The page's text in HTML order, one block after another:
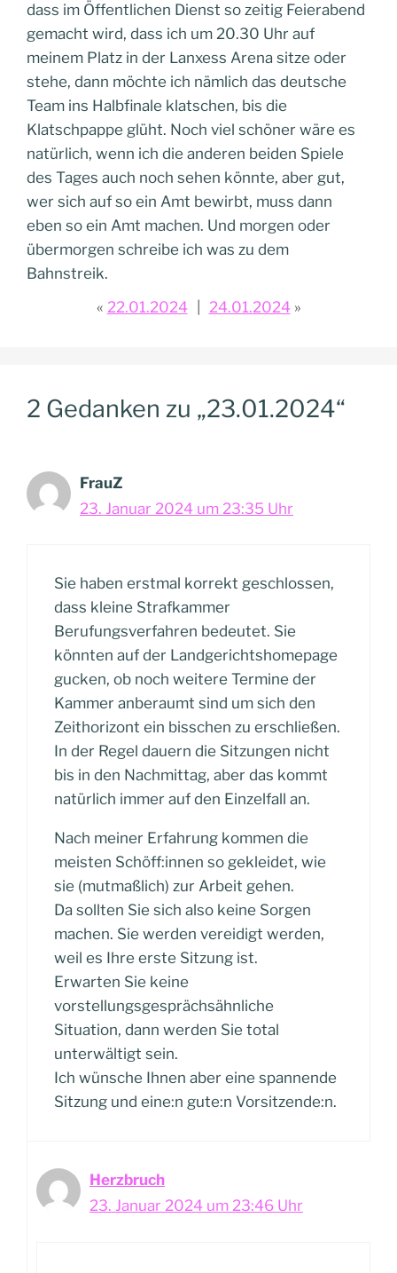
dass im Öffentlichen Dienst so zeitig Feierabend
gemacht wird, dass ich um 20.30 Uhr auf
meinem Platz in der Lanxess Arena sitze oder
stehe, dann möchte ich nämlich das deutsche
Team ins Halbfinale klatschen, bis die
Klatschpappe glüht. Noch viel schöner wäre es
natürlich, wenn ich die anderen beiden Spiele
des Tages auch noch sehen könnte, aber gut,
wer sich auf so ein Amt bewirbt, muss dann
eben so ein Amt machen. Und morgen oder
übermorgen schreibe ich was zu dem
Bahnstreik.
22.01.2024
24.01.2024
2 Gedanken zu „23.01.2024“
FrauZ
23. Januar 2024 um 23:35 Uhr
Sie haben erstmal korrekt geschlossen,
dass kleine Strafkammer
Berufungsverfahren bedeutet. Sie
könnten auf der Landgerichtshomepage
gucken, ob noch weitere Termine der
Kammer anberaumt sind um sich den
Zeithorizont ein bisschen zu erschließen.
In der Regel dauern die Sitzungen nicht
bis in den Nachmittag, aber das kommt
natürlich immer auf den Einzelfall an.
Nach meiner Erfahrung kommen die
meisten Schöff:innen so gekleidet, wie
sie (mutmaßlich) zur Arbeit gehen.
Da sollten Sie sich also keine Sorgen
machen. Sie werden vereidigt werden,
weil es Ihre erste Sitzung ist.
Erwarten Sie keine
vorstellungsgesprächsähnliche
Situation, dann werden Sie total
unterwältigt sein.
Ich wünsche Ihnen aber eine spannende
Sitzung und eine:n gute:n Vorsitzende:n.
Herzbruch
23. Januar 2024 um 23:46 Uhr